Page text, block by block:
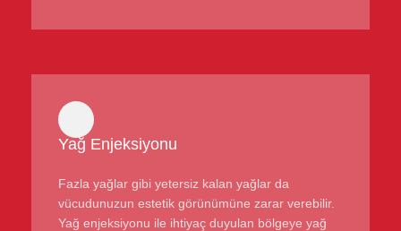
Yağ Enjeksiyonu
Fazla yağlar gibi yetersiz kalan yağlar da
vücudunuzun estetik görünümüne zarar verebilir.
Yağ enjeksiyonu ile ihtiyaç duyulan bölgeye yağ